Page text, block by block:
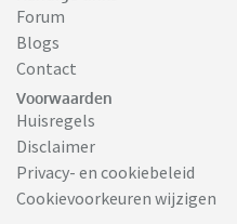
Forum
Blogs
Contact
Voorwaarden
Huisregels
Disclaimer
Privacy- en cookiebeleid
Cookievoorkeuren wijzigen